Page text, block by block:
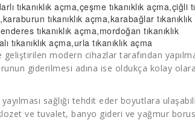
tıkanıklık açma,çeşme tıkanıklık açma,çiğli
,karaburun tıkanıklık açma,karabağlar
tıkanıklık açma,mordoğan tıkanıklık
tıkanıklık açma,urla tıkanıklık açma
modern cihazlar tarafından
giderilmesi adına ise oldukça kolay
sağlığı tehdit eder boyutlara
ve tuvalet, banyo gideri ve yağmur